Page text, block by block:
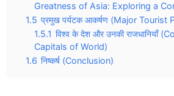
Greatness of Asia: Exploring a
1.5 प्रमुख पर्यटक आकर्षण (Major Tourist
1.5.1 विश्व के देश और उनकी राजधानियाँ
Capitals of World)
1.6 निष्कर्ष (Conclusion)